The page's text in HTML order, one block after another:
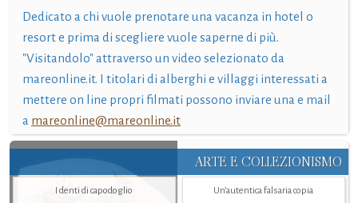
Dedicato a chi vuole prenotare una vacanza in hotel o
resort e prima di scegliere vuole saperne di più.
"Visitandolo" attraverso un video selezionato da
mareonline.it. I titolari di alberghi e villaggi interessati a
mettere on line propri filmati possono inviare una e mail
a mareonline@mareonline.it
ARTE E COLLEZIONISMO
I denti di capodoglio
Un’autentica falsaria copia